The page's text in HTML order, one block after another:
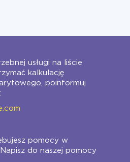
usługi na liście
kalkulację
poinformuj
pomocy w
do naszej pomocy